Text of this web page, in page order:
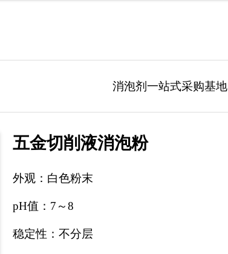
消泡剂一站式采购基地
五金切削液消泡粉
外观：白色粉末
pH值：7～8
稳定性：不分层